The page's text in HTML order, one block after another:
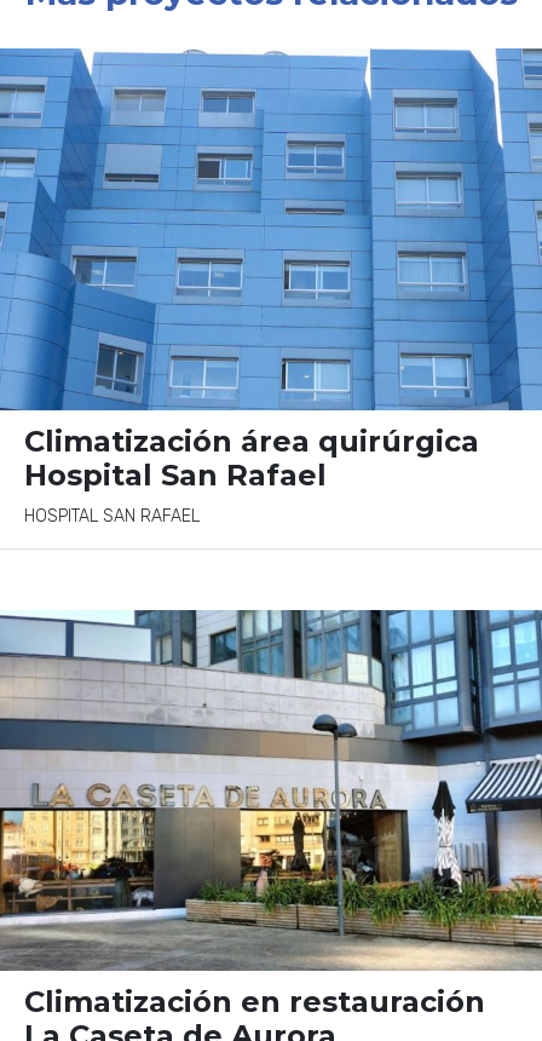
Climatización área quirúrgica
Hospital San Rafael
HOSPITAL SAN RAFAEL
Climatización en restauración